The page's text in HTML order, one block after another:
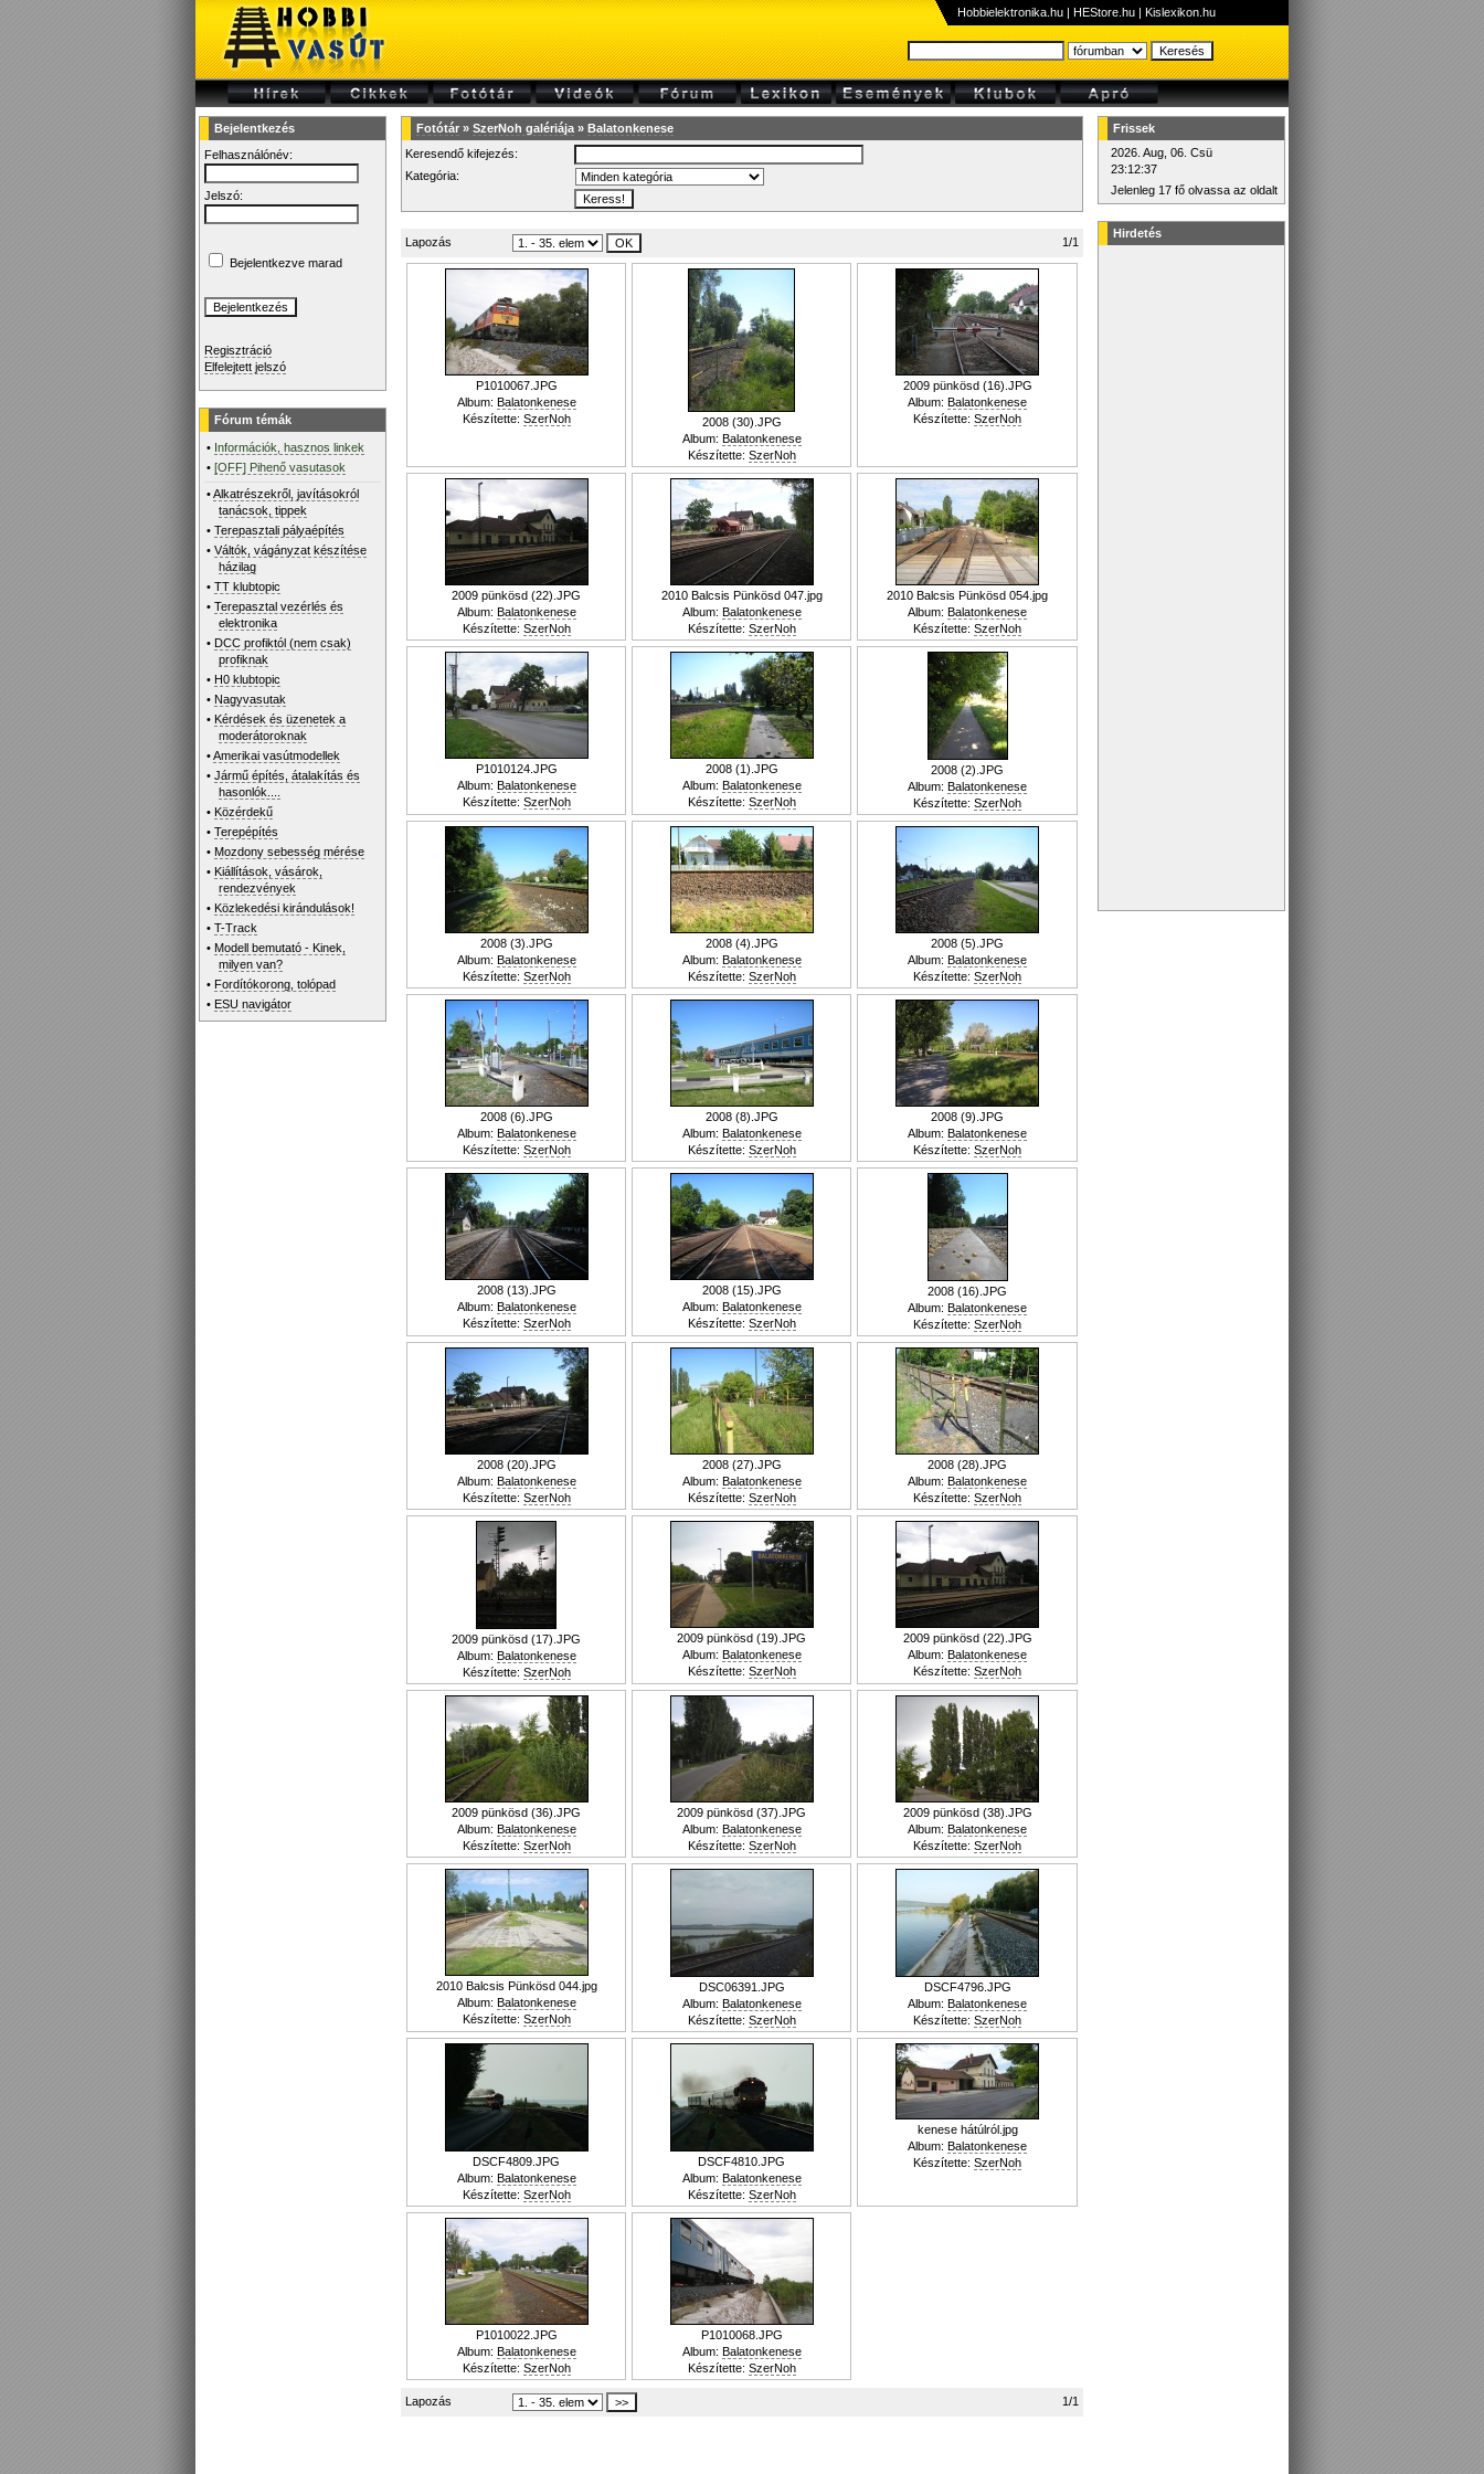
Hobbielektronika.hu | HEStore.hu | Kislexikon.hu
Bejelentkezés
Felhasználónév:
Jelszó:
Bejelentkezve marad
Regisztráció
Elfelejtett jelszó
Fórum témák
• Információk, hasznos linkek
•[OFF] Pihenő vasutasok
•Alkatrészekről, javításokról
tanácsok, tippek
•Terepasztali pályaépítés
•Váltók, vágányzat készítése
házilag
•TT klubtopic
•Terepasztal vezérlés és
elektronika
• DCC profiktól (nem csak)
profiknak
• H0 klubtopic
• Nagyvasutak
• Kérdések és üzenetek a
moderátoroknak
•Amerikai vasútmodellek
•Jármű építés, átalakítás és
hasonlók....
• Közérdekű
•Terepépítés
• Mozdony sebesség mérése
• Kiállítások, vásárok,
rendezvények
• Közlekedési kirándulások!
•T-Track
• Modell bemutató - Kinek,
milyen van?
• Fordítókorong, tolópad
• ESU navigátor
Fotótár » SzerNoh galériája » Balatonkenese
Keresendő kifejezés:
Kategória:
Lapozás 1/1
P1010067.JPG
Album: Balatonkenese
Készítette: SzerNoh
2008 (30).JPG
Album: Balatonkenese
Készítette: SzerNoh
2009 pünkösd (16).JPG
Album: Balatonkenese
Készítette: SzerNoh
2009 pünkösd (22).JPG
Album: Balatonkenese
Készítette: SzerNoh
2010 Balcsis Pünkösd 047.jpg
Album: Balatonkenese
Készítette: SzerNoh
2010 Balcsis Pünkösd 054.jpg
Album: Balatonkenese
Készítette: SzerNoh
P1010124.JPG
Album: Balatonkenese
Készítette: SzerNoh
2008 (1).JPG
Album: Balatonkenese
Készítette: SzerNoh
2008 (2).JPG
Album: Balatonkenese
Készítette: SzerNoh
2008 (3).JPG
Album: Balatonkenese
Készítette: SzerNoh
2008 (4).JPG
Album: Balatonkenese
Készítette: SzerNoh
2008 (5).JPG
Album: Balatonkenese
Készítette: SzerNoh
2008 (6).JPG
Album: Balatonkenese
Készítette: SzerNoh
2008 (8).JPG
Album: Balatonkenese
Készítette: SzerNoh
2008 (9).JPG
Album: Balatonkenese
Készítette: SzerNoh
2008 (13).JPG
Album: Balatonkenese
Készítette: SzerNoh
2008 (15).JPG
Album: Balatonkenese
Készítette: SzerNoh
2008 (16).JPG
Album: Balatonkenese
Készítette: SzerNoh
2008 (20).JPG
Album: Balatonkenese
Készítette: SzerNoh
2008 (27).JPG
Album: Balatonkenese
Készítette: SzerNoh
2008 (28).JPG
Album: Balatonkenese
Készítette: SzerNoh
2009 pünkösd (17).JPG
Album: Balatonkenese
Készítette: SzerNoh
2009 pünkösd (19).JPG
Album: Balatonkenese
Készítette: SzerNoh
2009 pünkösd (22).JPG
Album: Balatonkenese
Készítette: SzerNoh
2009 pünkösd (36).JPG
Album: Balatonkenese
Készítette: SzerNoh
2009 pünkösd (37).JPG
Album: Balatonkenese
Készítette: SzerNoh
2009 pünkösd (38).JPG
Album: Balatonkenese
Készítette: SzerNoh
2010 Balcsis Pünkösd 044.jpg
Album: Balatonkenese
Készítette: SzerNoh
DSC06391.JPG
Album: Balatonkenese
Készítette: SzerNoh
DSCF4796.JPG
Album: Balatonkenese
Készítette: SzerNoh
DSCF4809.JPG
Album: Balatonkenese
Készítette: SzerNoh
DSCF4810.JPG
Album: Balatonkenese
Készítette: SzerNoh
kenese hátúlról.jpg
Album: Balatonkenese
Készítette: SzerNoh
P1010022.JPG
Album: Balatonkenese
Készítette: SzerNoh
P1010068.JPG
Album: Balatonkenese
Készítette: SzerNoh
Lapozás 1/1
Frissek
2026. Aug, 06. Csü
23:12:37
Jelenleg 17 fő olvassa az oldalt
Hirdetés